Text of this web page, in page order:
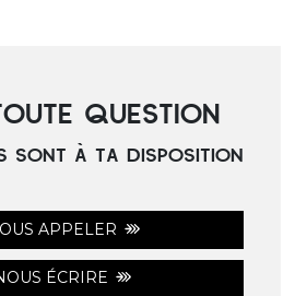
QUESTION
SONT À TA DISPOSITION
APPELER
ÉCRIRE